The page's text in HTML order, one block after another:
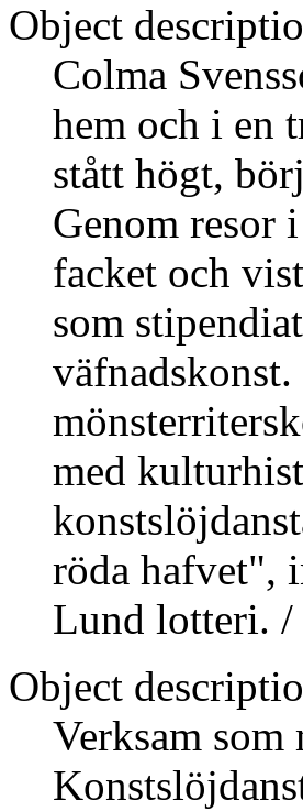
Object
Colma
hem och i en
stått högt,
Genom resor
facket och
som
med
röda hafvet",
Lund lotteri.
Object
Verksam